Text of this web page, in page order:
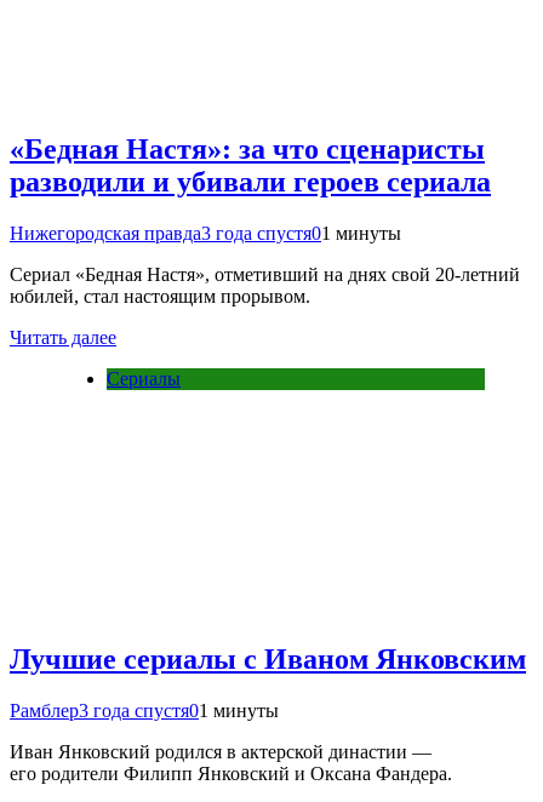
«Бедная Настя»: за что сценаристы
разводили и убивали героев сериала
Нижегородская правда3 года спустя01 минуты
Сериал «Бедная Настя», отметивший на днях свой 20-летний
юбилей, стал настоящим прорывом.
Читать далее
Сериалы
Лучшие сериалы с Иваном Янковским
Рамблер3 года спустя01 минуты
Иван Янковский родился в актерской династии —
его родители Филипп Янковский и Оксана Фандера.